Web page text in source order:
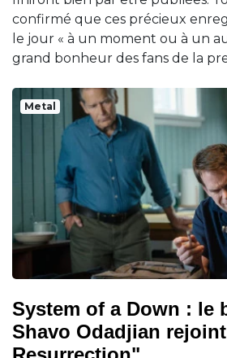
confirmé que ces précieux
le jour « à un moment ou à un
grand bonheur des fans de la
Metal
System of a Down : le
Shavo Odadjian